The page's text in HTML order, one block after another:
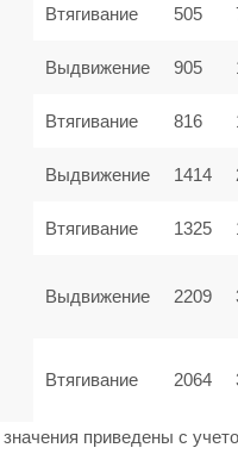
Втягивание 505
Выдвижение 905
Втягивание 816
Выдвижение 1414
Втягивание 1325
Выдвижение 2209
Втягивание 2064
приведены с